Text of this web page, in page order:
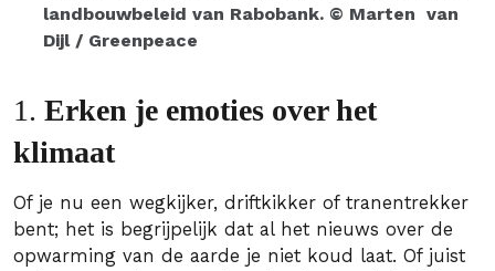
landbouwbeleid van Rabobank. © Marten van
Dijl / Greenpeace
1. Erken je emoties over het
klimaat
Of je nu een wegkijker, driftkikker of tranentrekker
bent; het is begrijpelijk dat al het nieuws over de
opwarming van de aarde je niet koud laat. Of juist